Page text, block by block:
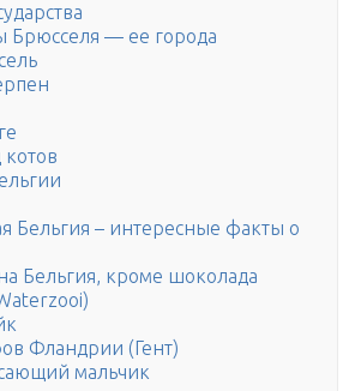
— ее города
котов
Бельгия – интересные факты о
Бельгия, кроме шоколада
Фландрии (Гент)
мальчик